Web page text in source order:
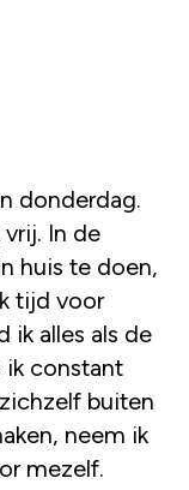
donderdag.
In de
huis te doen,
tijd voor
ik alles als de
ik constant
buiten
neem ik
mezelf.